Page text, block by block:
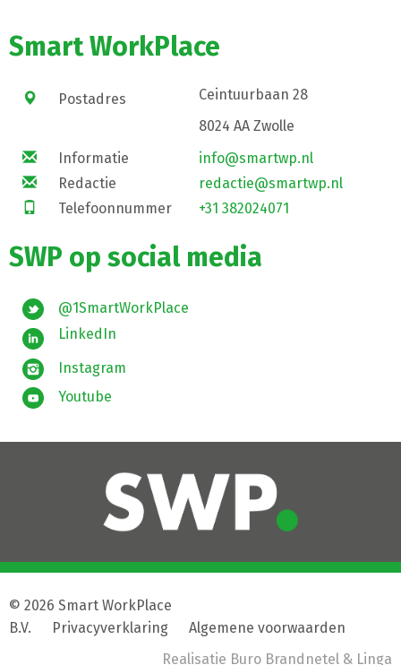
Smart WorkPlace
Postadres
Ceintuurbaan 28
8024 AA Zwolle
Informatie
info@smartwp.nl
Redactie
redactie@smartwp.nl
Telefoonnummer
+31 382024071
SWP op social media
@1SmartWorkPlace
LinkedIn
Instagram
Youtube
© 2026 Smart WorkPlace
B.V.
Privacyverklaring
Algemene voorwaarden
Realisatie Buro Brandnetel & Linga